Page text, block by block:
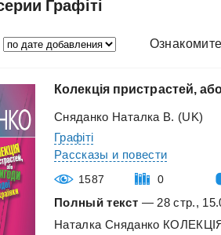
Графіті
Колекція пристрастей,
Сняданко Наталка В. (UK)
Графіті
Рассказы и повести
1587 0
Полный текст — 28 стр.,
Наталка Сняданко